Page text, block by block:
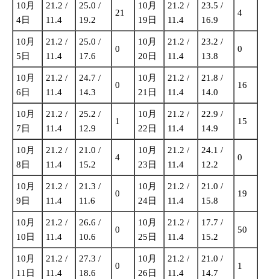
10月
4日
21.2 /
11.4
25.0 /
19.2
21
10月
19日
21.2 /
11.4
23.5 /
16.9
4
10月
5日
21.2 /
11.4
25.0 /
17.6
0
10月
20日
21.2 /
11.4
23.2 /
13.8
0
10月
6日
21.2 /
11.4
24.7 /
14.3
0
10月
21日
21.2 /
11.4
21.8 /
14.0
16
10月
7日
21.2 /
11.4
25.2 /
12.9
1
10月
22日
21.2 /
11.4
22.9 /
14.9
15
10月
8日
21.2 /
11.4
21.0 /
15.2
4
10月
23日
21.2 /
11.4
24.1 /
12.2
0
10月
9日
21.2 /
11.4
21.3 /
11.6
0
10月
24日
21.2 /
11.4
21.0 /
15.8
19
10月
10日
21.2 /
11.4
26.6 /
10.6
0
10月
25日
21.2 /
11.4
17.7 /
15.2
50
10月
11日
21.2 /
11.4
27.3 /
18.6
0
10月
26日
21.2 /
11.4
21.0 /
14.7
1